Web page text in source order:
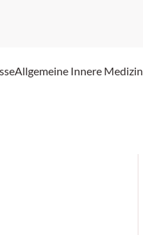
Allgemeine Innere Medizin